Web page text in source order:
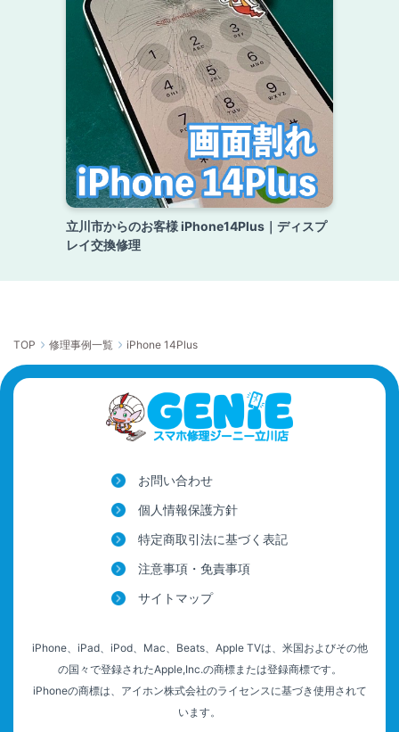
立川市からのお客様 iPhone14Plus｜ディスプ
レイ交換修理
TOP 修理事例一覧 iPhone 14Plus
お問い合わせ
個人情報保護方針
特定商取引法に基づく表記
注意事項・免責事項
サイトマップ
iPhone、iPad、iPod、Mac、Beats、Apple TVは、米国およびその他
の国々で登録されたApple,Inc.の商標または登録商標です。
iPhoneの商標は、アイホン株式会社のライセンスに基づき使用されて
います。